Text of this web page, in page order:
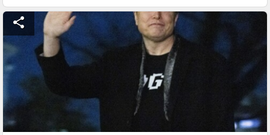
share